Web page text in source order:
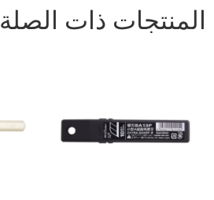
المنتجات ذات الصلة